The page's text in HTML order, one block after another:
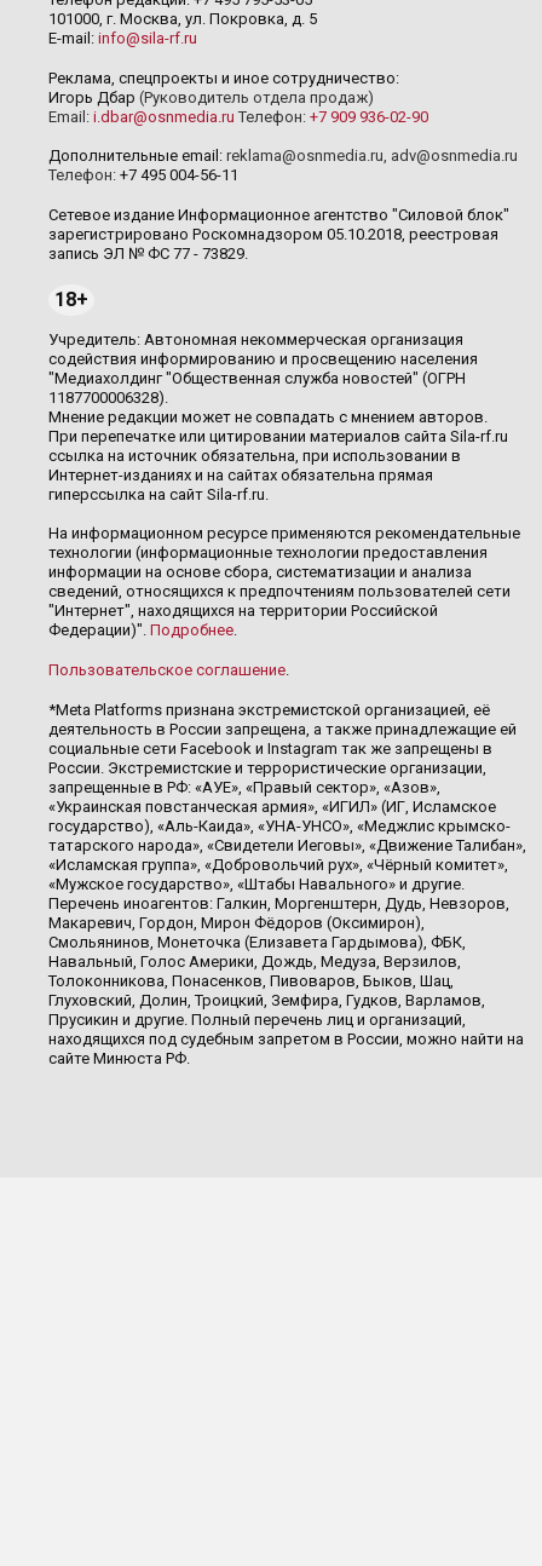
101000, г. Москва, ул. Покровка, д. 5
E-mail: info@sila-rf.ru
Реклама, спецпроекты и иное сотрудничество:
Игорь Дбар (Руководитель отдела продаж)
Email: i.dbar@osnmedia.ru Телефон: +7 909 936-02-90
Дополнительные email: reklama@osnmedia.ru, adv@osnmedia.ru
Телефон: +7 495 004-56-11
Сетевое издание Информационное агентство "Силовой блок"
зарегистрировано Роскомнадзором 05.10.2018, реестровая
запись ЭЛ № ФС 77 - 73829.
18+
Учредитель: Автономная некоммерческая организация
содействия информированию и просвещению населения
"Медиахолдинг "Общественная служба новостей" (ОГРН
1187700006328).
Мнение редакции может не совпадать с мнением авторов.
При перепечатке или цитировании материалов сайта Sila-rf.ru
ссылка на источник обязательна, при использовании в
Интернет-изданиях и на сайтах обязательна прямая
гиперссылка на сайт Sila-rf.ru.
На информационном ресурсе применяются рекомендательные
технологии (информационные технологии предоставления
информации на основе сбора, систематизации и анализа
сведений, относящихся к предпочтениям пользователей сети
"Интернет", находящихся на территории Российской
Федерации)". Подробнее.
Пользовательское соглашение.
*Meta Platforms признана экстремистской организацией, её
деятельность в России запрещена, а также принадлежащие ей
социальные сети Facebook и Instagram так же запрещены в
России. Экстремистские и террористические организации,
запрещенные в РФ: «АУЕ», «Правый сектор», «Азов»,
«Украинская повстанческая армия», «ИГИЛ» (ИГ, Исламское
государство), «Аль-Каида», «УНА-УНСО», «Меджлис крымско-
татарского народа», «Свидетели Иеговы», «Движение Талибан»,
«Исламская группа», «Добровольчий рух», «Чёрный комитет»,
«Мужское государство», «Штабы Навального» и другие.
Перечень иноагентов: Галкин, Моргенштерн, Дудь, Невзоров,
Макаревич, Гордон, Мирон Фёдоров (Оксимирон),
Смольянинов, Монеточка (Елизавета Гардымова), ФБК,
Навальный, Голос Америки, Дождь, Медуза, Верзилов,
Толоконникова, Понасенков, Пивоваров, Быков, Шац,
Глуховский, Долин, Троицкий, Земфира, Гудков, Варламов,
Прусикин и другие. Полный перечень лиц и организаций,
находящихся под судебным запретом в России, можно найти на
сайте Минюста РФ.